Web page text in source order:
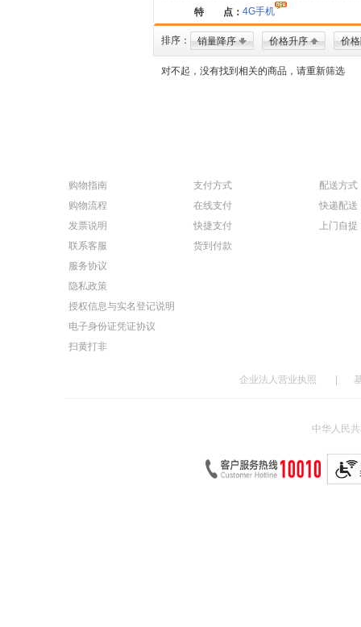
特 点： 4G手机
排序： 销量降序 价格升序 价
对不起，没有找到相关的商品，请重新筛选
购物指南
购物流程
发票说明
联系客服
服务协议
隐私政策
授权信息与实名登记说明
电子身份证凭证协议
扫黄打非
支付方式
在线支付
快捷支付
货到付款
配送方式
快递配送
上门自提
企业法人营业执照
中华人民